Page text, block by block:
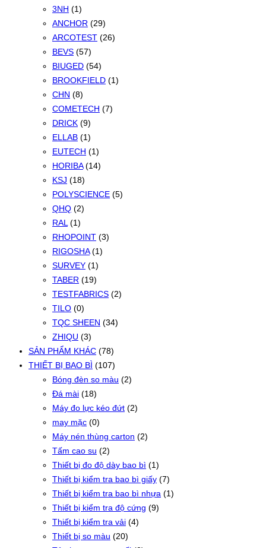
3NH (1)
ANCHOR (29)
ARCOTEST (26)
BEVS (57)
BIUGED (54)
BROOKFIELD (1)
CHN (8)
COMETECH (7)
DRICK (9)
ELLAB (1)
EUTECH (1)
HORIBA (14)
KSJ (18)
POLYSCIENCE (5)
QHQ (2)
RAL (1)
RHOPOINT (3)
RIGOSHA (1)
SURVEY (1)
TABER (19)
TESTFABRICS (2)
TILO (0)
TQC SHEEN (34)
ZHIQU (3)
SẢN PHẨM KHÁC (78)
THIẾT BỊ BAO BÌ (107)
Bóng đèn so màu (2)
Đá mài (18)
Máy đo lực kéo đứt (2)
may mặc (0)
Máy nén thùng carton (2)
Tấm cao su (2)
Thiết bị đo độ dày bao bì (1)
Thiết bị kiểm tra bao bì giấy (7)
Thiết bị kiểm tra bao bì nhựa (1)
Thiết bị kiểm tra độ cứng (9)
Thiết bị kiểm tra vải (4)
Thiết bị so màu (20)